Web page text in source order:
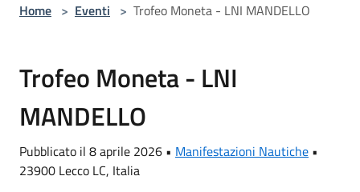
Home > Eventi > Trofeo Moneta - LNI MANDELLO
Trofeo Moneta - LNI
MANDELLO
Pubblicato il 8 aprile 2026 • Manifestazioni Nautiche •
23900 Lecco LC, Italia